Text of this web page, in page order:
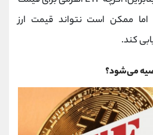
ممکن است نتواند قیمت ارز
کند.